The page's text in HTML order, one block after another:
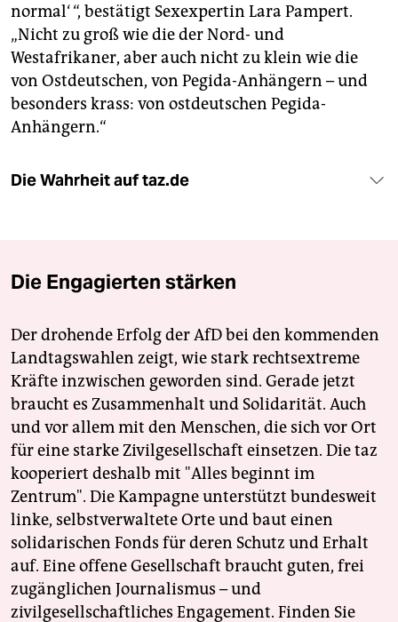
normal‘ “, bestätigt Sexexpertin Lara Pampert.
„Nicht zu groß wie die der Nord- und
Westafrikaner, aber auch nicht zu klein wie die
von Ostdeutschen, von Pegida-Anhängern – und
besonders krass: von ostdeutschen Pegida-
Anhängern.“
Die Wahrheit auf taz.de
Die Engagierten stärken
Der drohende Erfolg der AfD bei den kommenden
Landtagswahlen zeigt, wie stark rechtsextreme
Kräfte inzwischen geworden sind. Gerade jetzt
braucht es Zusammenhalt und Solidarität. Auch
und vor allem mit den Menschen, die sich vor Ort
für eine starke Zivilgesellschaft einsetzen. Die taz
kooperiert deshalb mit "Alles beginnt im
Zentrum". Die Kampagne unterstützt bundesweit
linke, selbstverwaltete Orte und baut einen
solidarischen Fonds für deren Schutz und Erhalt
auf. Eine offene Gesellschaft braucht guten, frei
zugänglichen Journalismus – und
zivilgesellschaftliches Engagement. Finden Sie